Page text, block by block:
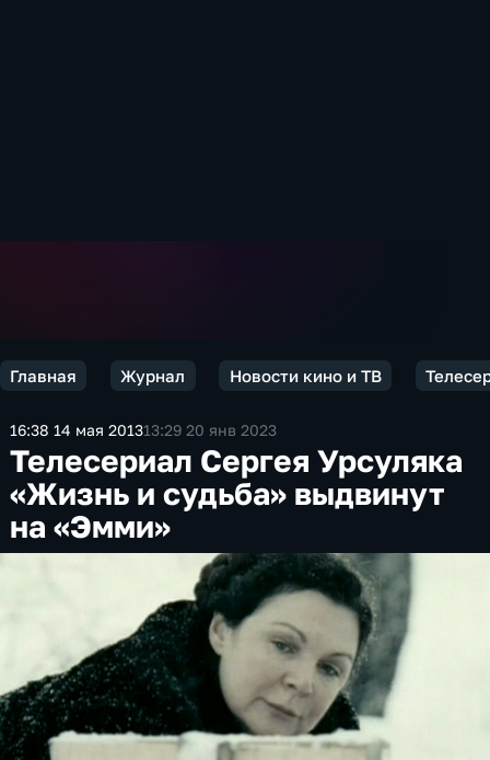
Главная Журнал Новости кино и ТВ
16:38 14 мая 201313:29 20 янв 2023
Телесериал Сергея Урсуляка
«Жизнь и судьба» выдвинут
на «Эмми»